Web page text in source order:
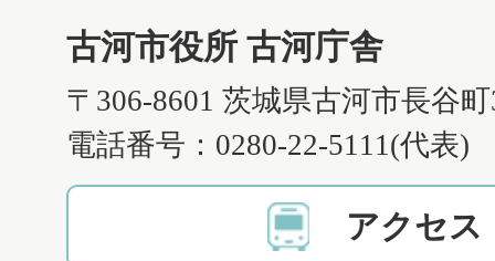
古河市役所 古河庁舎
〒306-8601 茨城県古河市長谷
電話番号：0280-22-5111(代表)
アクセス